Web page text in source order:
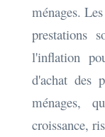
ménages.
prestations
l'inflation
d'achat des
ménages,
croissance,